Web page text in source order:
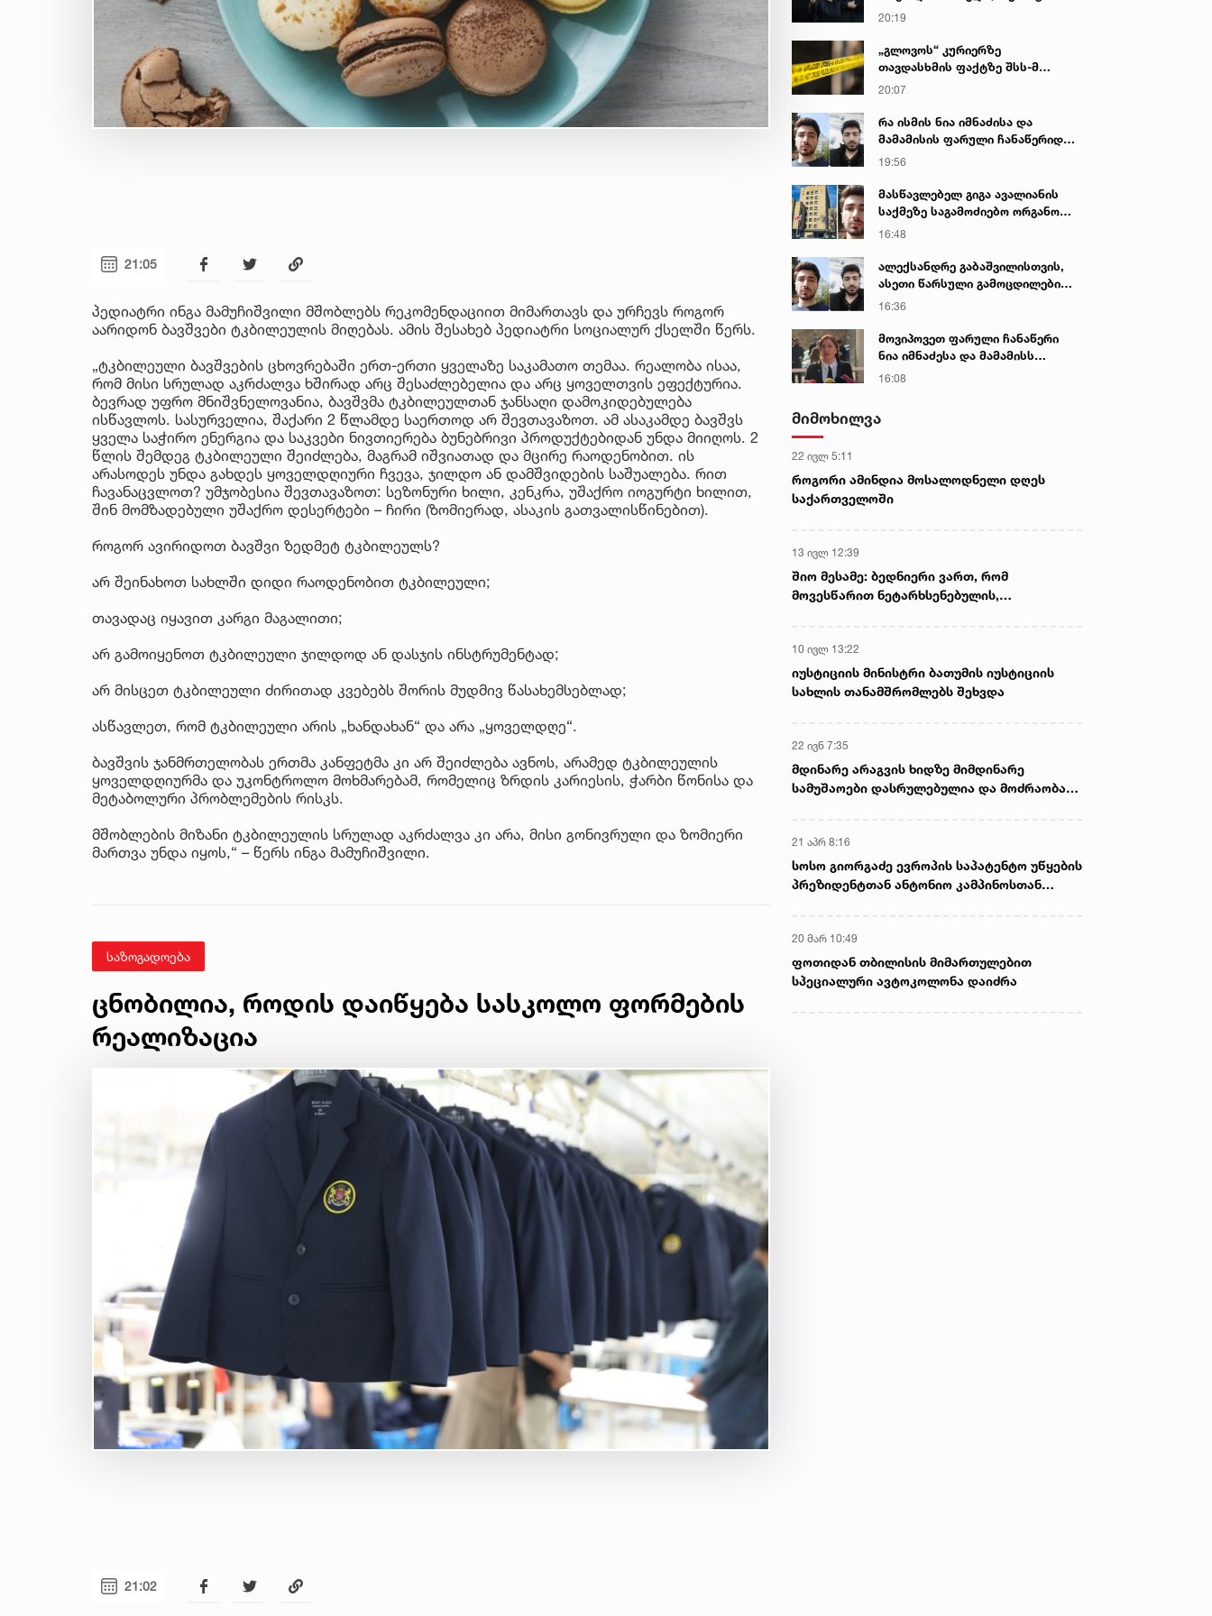
21:05
პედიატრი ინგა მამუჩიშვილი მშობლებს რეკომენდაციით მიმართავს და ურჩევს როგორ
აარიდონ ბავშვები ტკბილეულის მიღებას. ამის შესახებ პედიატრი სოციალურ ქსელში წერს.
„ტკბილეული ბავშვების ცხოვრებაში ერთ-ერთი ყველაზე საკამათო თემაა. რეალობა ისაა,
რომ მისი სრულად აკრძალვა ხშირად არც შესაძლებელია და არც ყოველთვის ეფექტურია.
ბევრად უფრო მნიშვნელოვანია, ბავშვმა ტკბილეულთან ჯანსაღი დამოკიდებულება
ისწავლოს. სასურველია, შაქარი 2 წლამდე საერთოდ არ შევთავაზოთ. ამ ასაკამდე ბავშვს
ყველა საჭირო ენერგია და საკვები ნივთიერება ბუნებრივი პროდუქტებიდან უნდა მიიღოს. 2
წლის შემდეგ ტკბილეული შეიძლება, მაგრამ იშვიათად და მცირე რაოდენობით. ის
არასოდეს უნდა გახდეს ყოველდღიური ჩვევა, ჯილდო ან დამშვიდების საშუალება. რით
ჩავანაცვლოთ? უმჯობესია შევთავაზოთ: სეზონური ხილი, კენკრა, უშაქრო იოგურტი ხილით,
შინ მომზადებული უშაქრო დესერტები – ჩირი (ზომიერად, ასაკის გათვალისწინებით).
როგორ ავირიდოთ ბავშვი ზედმეტ ტკბილეულს?
არ შეინახოთ სახლში დიდი რაოდენობით ტკბილეული;
თავადაც იყავით კარგი მაგალითი;
არ გამოიყენოთ ტკბილეული ჯილდოდ ან დასჯის ინსტრუმენტად;
არ მისცეთ ტკბილეული ძირითად კვებებს შორის მუდმივ წასახემსებლად;
ასწავლეთ, რომ ტკბილეული არის „ხანდახან“ და არა „ყოველდღე“.
ბავშვის ჯანმრთელობას ერთმა კანფეტმა კი არ შეიძლება ავნოს, არამედ ტკბილეულის
ყოველდღიურმა და უკონტროლო მოხმარებამ, რომელიც ზრდის კარიესის, ჭარბი წონისა და
მეტაბოლური პრობლემების რისკს.
მშობლების მიზანი ტკბილეულის სრულად აკრძალვა კი არა, მისი გონივრული და ზომიერი
მართვა უნდა იყოს,“ – წერს ინგა მამუჩიშვილი.
საზოგადოება
ცნობილია, როდის დაიწყება სასკოლო ფორმების
რეალიზაცია
21:02
იყო ნია იმნაძე წამქეზებელი...“ -
20:19
„გლოვოს“ კურიერზე
თავდასხმის ფაქტზე შსს-მ
გამოძიება დაიწყო
20:07
რა ისმის ნია იმნაძისა და
მამამისის ფარული ჩანაწერიდან
- გიგა ავალიანის მკვლელობის
19:56
მასწავლებელ გიგა ავალიანის
საქმეზე საგამოძიებო ორგანო
დაკავებულ არასრულწლოვნებს -
ბერუაშვილს 30 დღის
განმავლობაში ფარულად
16:48
ალექსანდრე გაბაშვილისთვის,
ასეთი წარსული გამოცდილების
ადამიანისთვის ინფორმაციის
სექსუალურად ავიწროებდა,
ფაქტობრივად, წაქეზება იყო -
16:36
მოვიპოვეთ ფარული ჩანაწერი
ნია იმნაძესა და მამამისს
შორის, განიხილავდნენ, როგორ
არასწორად მოიქცა, თუმცა
ეპოქაში სხვანაირად ხდება -
პროკურორი
16:08
მიმოხილვა
22 ივლ 5:11
როგორი ამინდია მოსალოდნელი დღეს
საქართველოში
13 ივლ 12:39
შიო მესამე: ბედნიერი ვართ, რომ
მოვესწარით ნეტარხსენებულის,
10 ივლ 13:22
იუსტიციის მინისტრი ბათუმის იუსტიციის
სახლის თანამშრომლებს შეხვდა
22 ივნ 7:35
მდინარე არაგვის ხიდზე მიმდინარე
სამუშაოები დასრულებულია და მოძრაობა
21 აპრ 8:16
სოსო გიორგაძე ევროპის საპატენტო უწყების
პრეზიდენტთან ანტონიო კამპინოსთან
20 მარ 10:49
ფოთიდან თბილისის მიმართულებით
სპეციალური ავტოკოლონა დაიძრა